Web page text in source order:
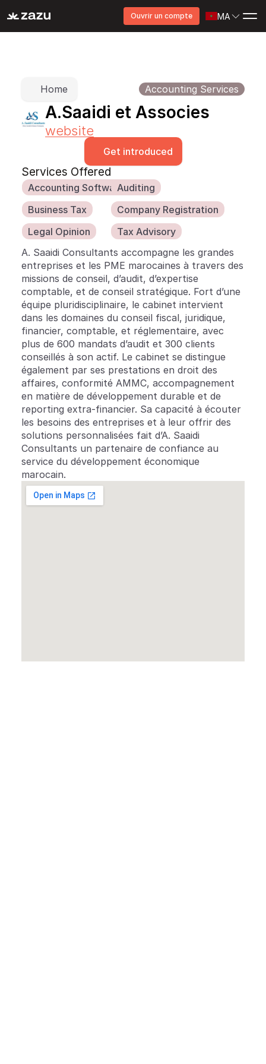
Ouvrir un compte MA
Home Accounting Services
A.Saaidi et Associes
website
Get introduced
Services Offered
Accounting SoftwareAuditing
Business Tax
Company Registration
Legal Opinion
Tax Advisory
A. Saaidi Consultants accompagne les grandes
entreprises et les PME marocaines à travers des
missions de conseil, d’audit, d’expertise
comptable, et de conseil stratégique. Fort d’une
équipe pluridisciplinaire, le cabinet intervient
dans les domaines du conseil fiscal, juridique,
financier, comptable, et réglementaire, avec
plus de 600 mandats d’audit et 300 clients
conseillés à son actif. Le cabinet se distingue
également par ses prestations en droit des
affaires, conformité AMMC, accompagnement
en matière de développement durable et de
reporting extra-financier. Sa capacité à écouter
les besoins des entreprises et à leur offrir des
solutions personnalisées fait d’A. Saaidi
Consultants un partenaire de confiance au
service du développement économique
marocain.